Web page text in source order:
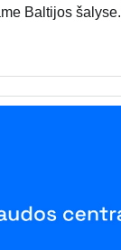
Baltijos